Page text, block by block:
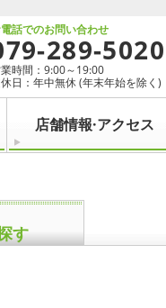
話でのお問い合わせ
289-5020
時間：9:00～19:00
日：年中無休 (年末年始を除く)
店舗情報·アクセス
す